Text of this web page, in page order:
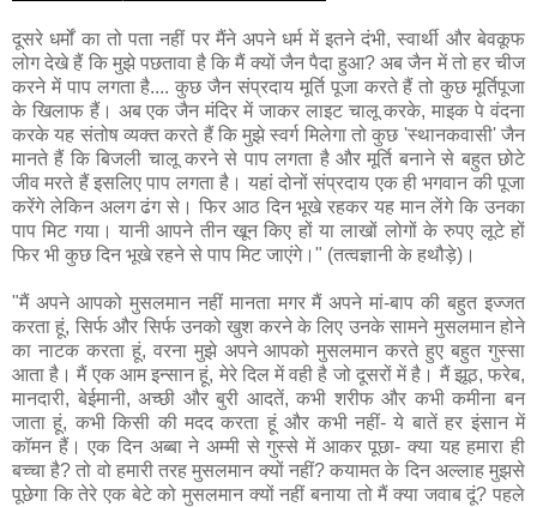
दूसरे धर्मों का तो पता नहीं पर मैंने अपने धर्म में इतने दंभी, स्वार्थी और बेवकूफ
लोग देखे हैं कि मुझे पछतावा है कि मैं क्यों जैन पैदा हुआ? अब जैन में तो हर चीज
करने में पाप लगता है.... कुछ जैन संप्रदाय मूर्ति पूजा करते हैं तो कुछ मूर्तिपूजा
के खिलाफ हैं। अब एक जैन मंदिर में जाकर लाइट चालू करके, माइक पे वंदना
करके यह संतोष व्यक्त करते हैं कि मुझे स्वर्ग मिलेगा तो कुछ 'स्थानकवासी' जैन
मानते हैं कि बिजली चालू करने से पाप लगता है और मूर्ति बनाने से बहुत छोटे
जीव मरते हैं इसलिए पाप लगता है। यहां दोनों संप्रदाय एक ही भगवान की पूजा
करेंगे लेकिन अलग ढंग से। फिर आठ दिन भूखे रहकर यह मान लेंगे कि उनका
पाप मिट गया। यानी आपने तीन खून किए हों या लाखों लोगों के रुपए लूटे हों
फिर भी कुछ दिन भूखे रहने से पाप मिट जाएंगे।" (तत्वज्ञानी के हथौड़े)।
"मैं अपने आपको मुसलमान नहीं मानता मगर मैं अपने मां-बाप की बहुत इज्जत
करता हूं, सिर्फ और सिर्फ उनको खुश करने के लिए उनके सामने मुसलमान होने
का नाटक करता हूं, वरना मुझे अपने आपको मुसलमान करते हुए बहुत गुस्सा
आता है। मैं एक आम इन्सान हूं, मेरे दिल में वही है जो दूसरों में है। मैं झूठ, फरेब,
मानदारी, बेईमानी, अच्छी और बुरी आदतें, कभी शरीफ और कभी कमीना बन
जाता हूं, कभी किसी की मदद करता हूं और कभी नहीं- ये बातें हर इंसान में
कॉमन हैं। एक दिन अब्बा ने अम्मी से गुस्से में आकर पूछा- क्या यह हमारा ही
बच्चा है? तो वो हमारी तरह मुसलमान क्यों नहीं? कयामत के दिन अल्लाह मुझसे
पूछेगा कि तेरे एक बेटे को मुसलमान क्यों नहीं बनाया तो मैं क्या जवाब दूं? पहले